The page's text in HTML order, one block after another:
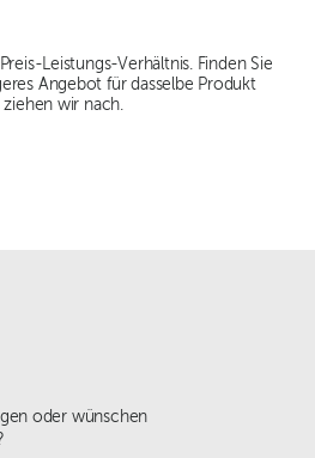
Leistungs-Verhältnis. Finden Sie
Angebot für dasselbe Produkt
ziehen wir nach.
oder wünschen